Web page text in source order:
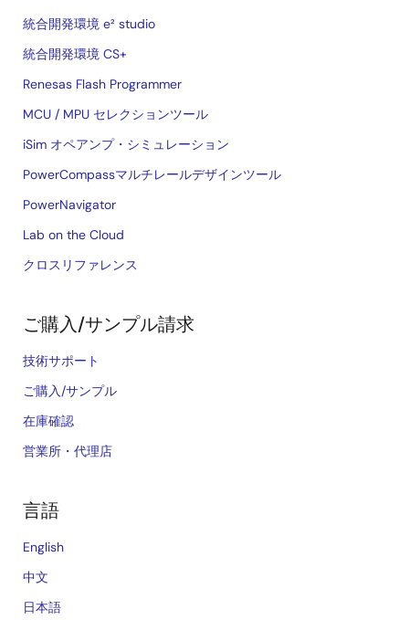
統合開発環境 e² studio
統合開発環境 CS+
Renesas Flash Programmer
MCU / MPU セレクションツール
iSim オペアンプ・シミュレーション
PowerCompassマルチレールデザインツール
PowerNavigator
Lab on the Cloud
クロスリファレンス
ご購入/サンプル請求
技術サポート
ご購入/サンプル
在庫確認
営業所・代理店
言語
English
中文
日本語